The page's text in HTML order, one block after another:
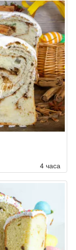
4 часа